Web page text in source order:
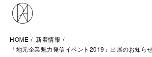
HOME
新着情報
「地元企業魅力発信イベント2019」出展のお知ら